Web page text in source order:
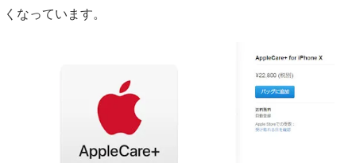
くなっています。